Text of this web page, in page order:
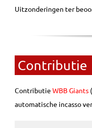
Uitzonderingen ter
Contributie
Contributie WBB Giants
automatische incasso